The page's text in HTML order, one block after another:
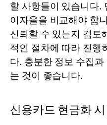
할 사항들이 있습니다.
이자율을 비교해야 합
신뢰할 수 있는지 검토
적인 절차에 따라 진행
다. 충분한 정보 수집
는 것이 좋습니다.
신용카드 현금화